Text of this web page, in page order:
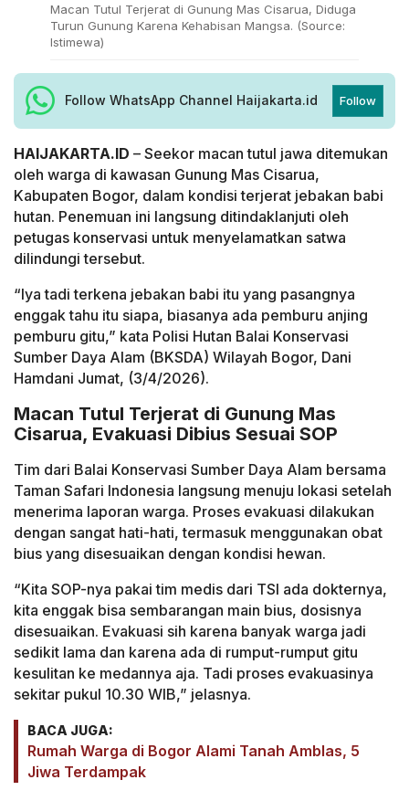
Macan Tutul Terjerat di Gunung Mas Cisarua, Diduga
Turun Gunung Karena Kehabisan Mangsa. (Source:
Istimewa)
Follow WhatsApp Channel Haijakarta.id Follow
HAIJAKARTA.ID – Seekor macan tutul jawa ditemukan
oleh warga di kawasan Gunung Mas Cisarua,
Kabupaten Bogor, dalam kondisi terjerat jebakan babi
hutan. Penemuan ini langsung ditindaklanjuti oleh
petugas konservasi untuk menyelamatkan satwa
dilindungi tersebut.
“Iya tadi terkena jebakan babi itu yang pasangnya
enggak tahu itu siapa, biasanya ada pemburu anjing
pemburu gitu,” kata Polisi Hutan Balai Konservasi
Sumber Daya Alam (BKSDA) Wilayah Bogor, Dani
Hamdani Jumat, (3/4/2026).
Macan Tutul Terjerat di Gunung Mas
Cisarua, Evakuasi Dibius Sesuai SOP
Tim dari Balai Konservasi Sumber Daya Alam bersama
Taman Safari Indonesia langsung menuju lokasi setelah
menerima laporan warga. Proses evakuasi dilakukan
dengan sangat hati-hati, termasuk menggunakan obat
bius yang disesuaikan dengan kondisi hewan.
“Kita SOP-nya pakai tim medis dari TSI ada dokternya,
kita enggak bisa sembarangan main bius, dosisnya
disesuaikan. Evakuasi sih karena banyak warga jadi
sedikit lama dan karena ada di rumput-rumput gitu
kesulitan ke medannya aja. Tadi proses evakuasinya
sekitar pukul 10.30 WIB,” jelasnya.
BACA JUGA:
Rumah Warga di Bogor Alami Tanah Amblas, 5
Jiwa Terdampak